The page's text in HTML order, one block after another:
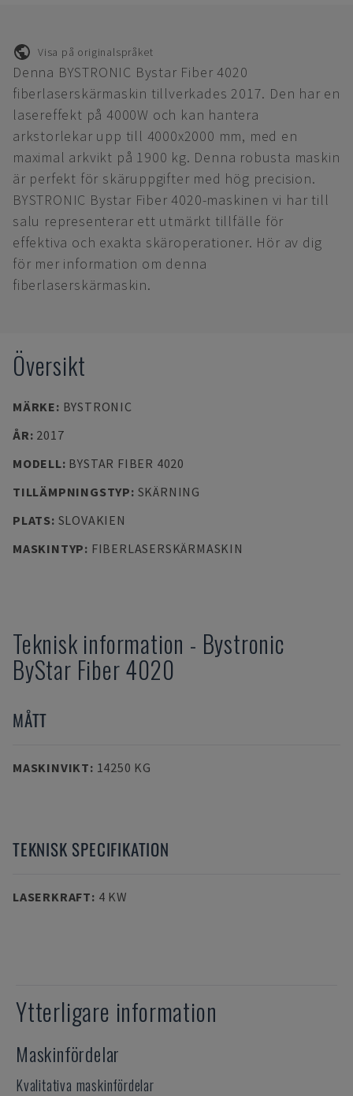
Visa på originalspråket
Denna BYSTRONIC Bystar Fiber 4020
fiberlaserskärmaskin tillverkades 2017. Den har en
lasereffekt på 4000W och kan hantera
arkstorlekar upp till 4000x2000 mm, med en
maximal arkvikt på 1900 kg. Denna robusta maskin
är perfekt för skäruppgifter med hög precision.
BYSTRONIC Bystar Fiber 4020-maskinen vi har till
salu representerar ett utmärkt tillfälle för
effektiva och exakta skäroperationer. Hör av dig
för mer information om denna
fiberlaserskärmaskin.
Översikt
MÄRKE: BYSTRONIC
ÅR: 2017
MODELL: BYSTAR FIBER 4020
TILLÄMPNINGSTYP: SKÄRNING
PLATS: SLOVAKIEN
MASKINTYP: FIBERLASERSKÄRMASKIN
Teknisk information - Bystronic
ByStar Fiber 4020
MÅTT
MASKINVIKT: 14250 KG
TEKNISK SPECIFIKATION
LASERKRAFT: 4 KW
Ytterligare information
Maskinfördelar
Kvalitativa maskinfördelar